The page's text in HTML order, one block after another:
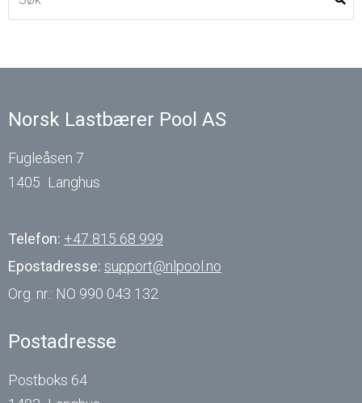
Norsk Lastbærer Pool AS
Fugleåsen 7
1405 Langhus
Telefon: +47 815 68 999
Epostadresse: support@nlpool.no
Org. nr.: NO 990 043 132
Postadresse
Postboks 64